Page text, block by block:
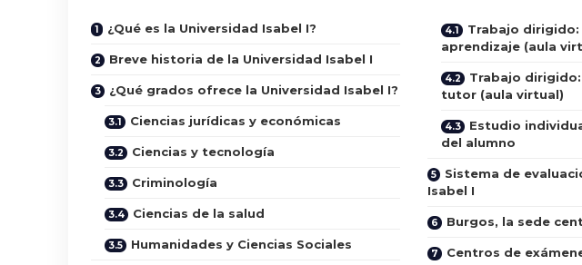
¿Qué es la Universidad Isabel I?
Breve historia de la Universidad Isabel I
¿Qué grados ofrece la Universidad Isabel I?
Ciencias jurídicas y económicas
Ciencias y tecnología
Criminología
Ciencias de la salud
Humanidades y Ciencias Sociales
Trabajo
aprendizaje (aula
Trabajo
tutor (aula virtual)
Estudio
del alumno
Sistema de
Isabel I
Burgos, la sede
Centros de